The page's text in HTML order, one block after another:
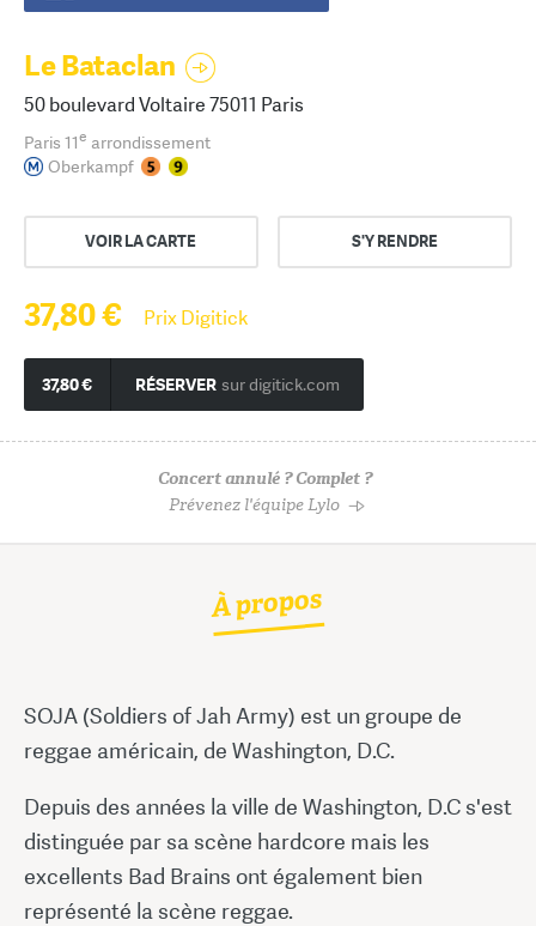
Le Bataclan
50 boulevard Voltaire 75011 Paris
Paris 11e arrondissement
Oberkampf
VOIR LA CARTE S'Y RENDRE
37,80 € Prix Digitick
37,80 € RÉSERVER sur digitick.com
Concert annulé ? Complet ?
Prévenez l'équipe Lylo
À propos
SOJA (Soldiers of Jah Army) est un groupe de
reggae américain, de Washington, D.C.
Depuis des années la ville de Washington, D.C s'est
distinguée par sa scène hardcore mais les
excellents Bad Brains ont également bien
représenté la scène reggae.